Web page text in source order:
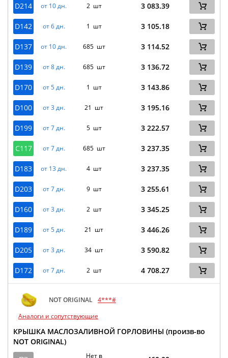
D214 от 10 дн. 2 шт 3 083.39
D142 от 6 дн. 1 шт 3 105.18
D137 от 10 дн. 685 шт 3 114.52
D139 от 8 дн. 685 шт 3 136.72
D170 от 5 дн. 1 шт 3 143.86
D100 от 3 дн. 21 шт 3 195.16
D199 от 7 дн. 5 шт 3 222.57
C117 от 7 дн. 685 шт 3 237.35
D183 от 13 дн. 4 шт 3 237.35
D203 от 7 дн. 9 шт 3 255.61
D160 от 3 дн. 2 шт 3 345.25
D189 от 5 дн. 21 шт 3 446.26
D205 от 3 дн. 34 шт 3 590.82
D172 от 7 дн. 2 шт 4 708.27
NOT ORIGINAL 4***#
Аналоги и сопутствующие
КРЫШКА МАСЛОЗАЛИВНОЙ ГОРЛОВИНЫ (произв-во
NOT ORIGINAL)
Нет в